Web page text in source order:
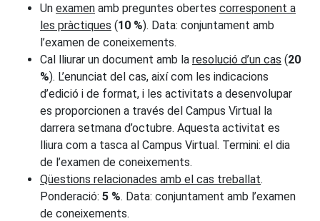
Un examen amb preguntes obertes corresponent a
les pràctiques (10 %). Data: conjuntament amb
l’examen de coneixements.
Cal lliurar un document amb la resolució d’un cas (20
%). L’enunciat del cas, així com les indicacions
d’edició i de format, i les activitats a desenvolupar
es proporcionen a través del Campus Virtual la
darrera setmana d’octubre. Aquesta activitat es
lliura com a tasca al Campus Virtual. Termini: el dia
de l’examen de coneixements.
Qüestions relacionades amb el cas treballat.
Ponderació: 5 %. Data: conjuntament amb l’examen
de coneixements.